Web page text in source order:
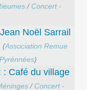
/ Concert -
Noël Sarrail
(Association Remue
)
: Café du village
/ Concert -